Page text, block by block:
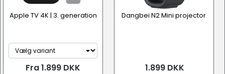
Apple TV 4K | 3. generation
Fra 1.899 DKK
Dangbei N2 Mini projector
1.899 DKK